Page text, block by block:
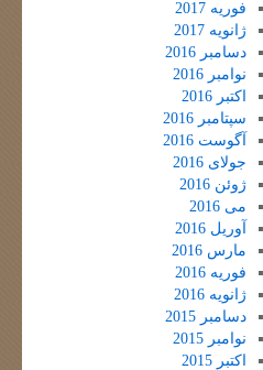
فوریه 2017
ژانویه 2017
دسامبر 2016
نوامبر 2016
اکتبر 2016
سپتامبر 2016
آگوست 2016
جولای 2016
ژوئن 2016
می 2016
آوریل 2016
مارس 2016
فوریه 2016
ژانویه 2016
دسامبر 2015
نوامبر 2015
اکتبر 2015